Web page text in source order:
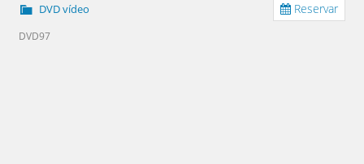
Reservar
DVD vídeo
DVD97